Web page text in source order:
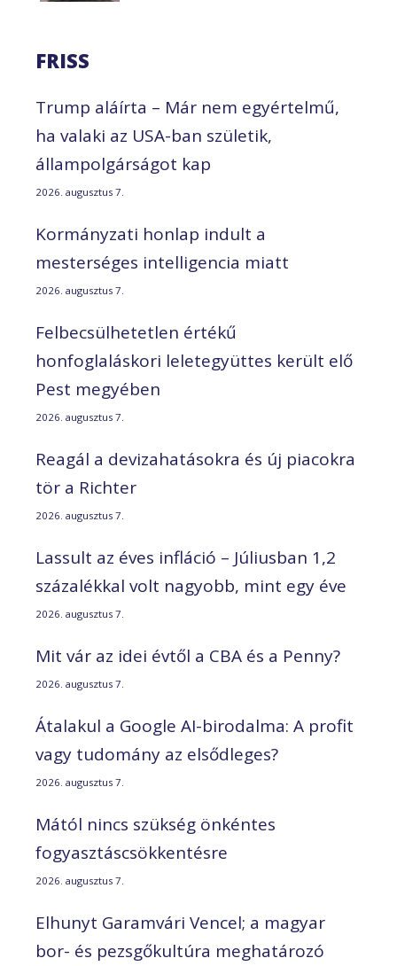
FRISS
Trump aláírta – Már nem egyértelmű,
ha valaki az USA-ban születik,
állampolgárságot kap
2026. augusztus 7.
Kormányzati honlap indult a
mesterséges intelligencia miatt
2026. augusztus 7.
Felbecsülhetetlen értékű
honfoglaláskori leletegyüttes került elő
Pest megyében
2026. augusztus 7.
Reagál a devizahatásokra és új piacokra
tör a Richter
2026. augusztus 7.
Lassult az éves infláció – Júliusban 1,2
százalékkal volt nagyobb, mint egy éve
2026. augusztus 7.
Mit vár az idei évtől a CBA és a Penny?
2026. augusztus 7.
Átalakul a Google AI-birodalma: A profit
vagy tudomány az elsődleges?
2026. augusztus 7.
Mától nincs szükség önkéntes
fogyasztáscsökkentésre
2026. augusztus 7.
Elhunyt Garamvári Vencel; a magyar
bor- és pezsgőkultúra meghatározó